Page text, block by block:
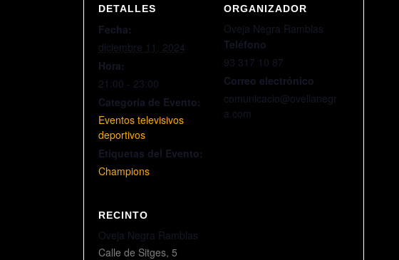
DETALLES
Fecha:
diciembre 11, 2024
Hora:
21:00 - 23:00
Categoría de Evento:
Eventos televisivos
deportivos
Etiquetas del Evento:
Champions
ORGANIZADOR
Oveja Negra Ramblas
Teléfono
93 317 10 87
Correo electrónico
comunicacio@ovellanegr
a.com
RECINTO
Oveja Negra Ramblas
Calle de Sitges, 5